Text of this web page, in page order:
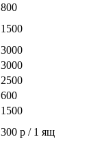
800
1500
3000
3000
2500
600
1500
300 р / 1 ящ